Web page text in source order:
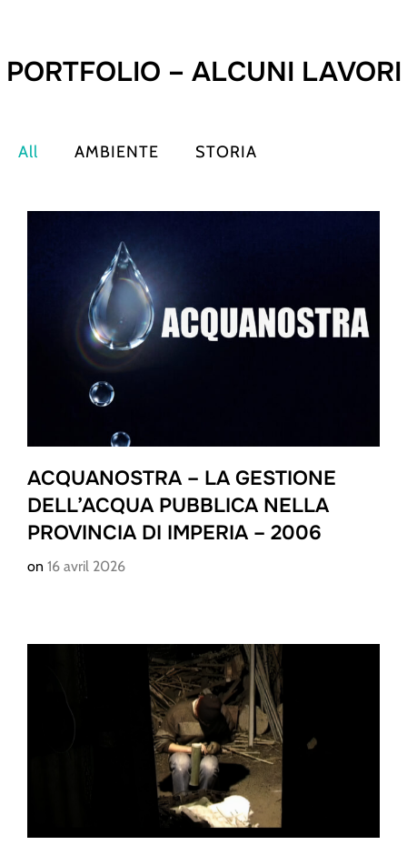
DI
PORTFOLIO – ALCUNI LAVORI
All AMBIENTE STORIA
ACQUANOSTRA – LA GESTIONE
DELL’ACQUA PUBBLICA NELLA
PROVINCIA DI IMPERIA – 2006
on 16 avril 2026